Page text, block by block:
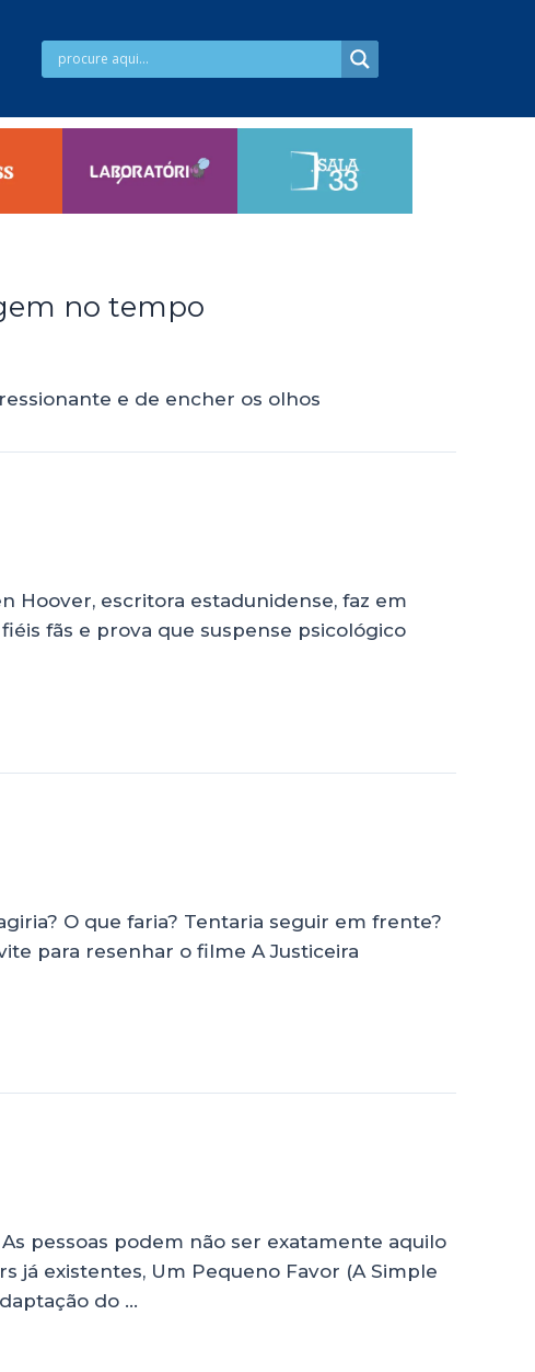
no tempo
e de encher os olhos
Hoover, escritora estadunidense, faz em
fãs e prova que suspense psicológico
O que faria? Tentaria seguir em frente?
para resenhar o filme A Justiceira
pessoas podem não ser exatamente aquilo
já existentes, Um Pequeno Favor (A Simple
do …